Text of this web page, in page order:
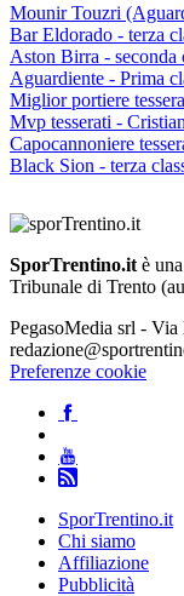
Mounir Touzri
Bar Eldorado - terza
Aston Birra - seconda
Aguardiente - Prima
Miglior portiere
Mvp tesserati -
Capocannoniere
Black Sion - terza
SporTrentino.it è
Tribunale di Trento
PegasoMedia srl -
Preferenze cookie
SporTrentino.it
Chi siamo
Affiliazione
Pubblicità